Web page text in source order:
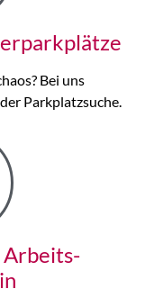
Bei uns
Parkplatzsuche.
Arbeits­